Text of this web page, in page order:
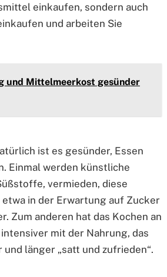
einkaufen, sondern auch
und arbeiten Sie
und Mittelmeerkost gesünder
ist es gesünder, Essen
Einmal werden künstliche
vermieden, diese
in der Erwartung auf Zucker
Zum anderen hat das Kochen an
mit der Nahrung, das
länger „satt und zufrieden“.